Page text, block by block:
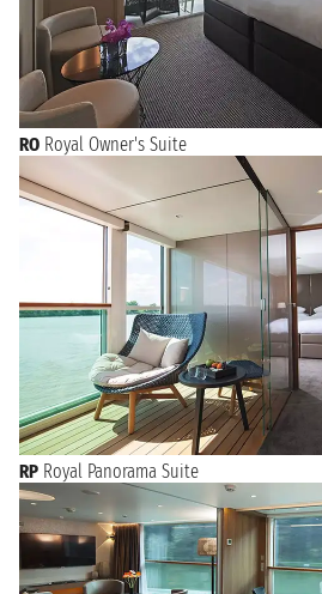
RO Royal Owner's Suite
RP Royal Panorama Suite